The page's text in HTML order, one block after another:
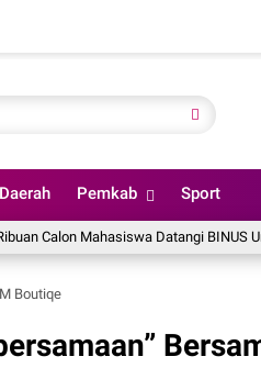
Daerah Pemkab Sport
Mahasiswa Datangi BINUS University
Boutiqe